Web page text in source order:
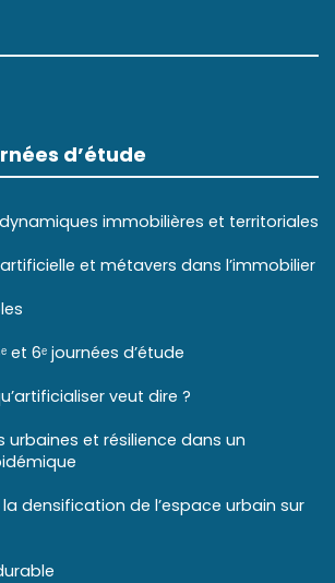
d’étude
immobilières et territoriales
et métavers dans l’immobilier
et 6ᵉ journées d’étude
veut dire ?
urbaines et résilience dans un
la densification de l’espace urbain sur